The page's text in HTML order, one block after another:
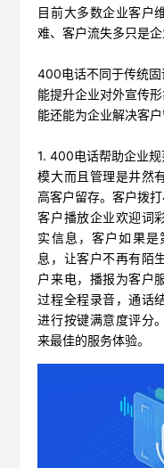
目前大多数企业客户
难、客户流失多只是
400电话不同于传统
能提升企业对外宣传
能还能为企业解决客
1. 400电话帮助企业
模大而且管理是井然
高客户留存。客户拨
客户播放企业欢迎词
实信息，客户如果
息，让客户不再有陌
户来电，播报为客户
过程全程录音，通话
进行按键满意度评分
来最佳的服务体验。